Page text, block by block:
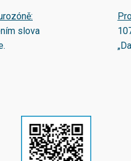
slova